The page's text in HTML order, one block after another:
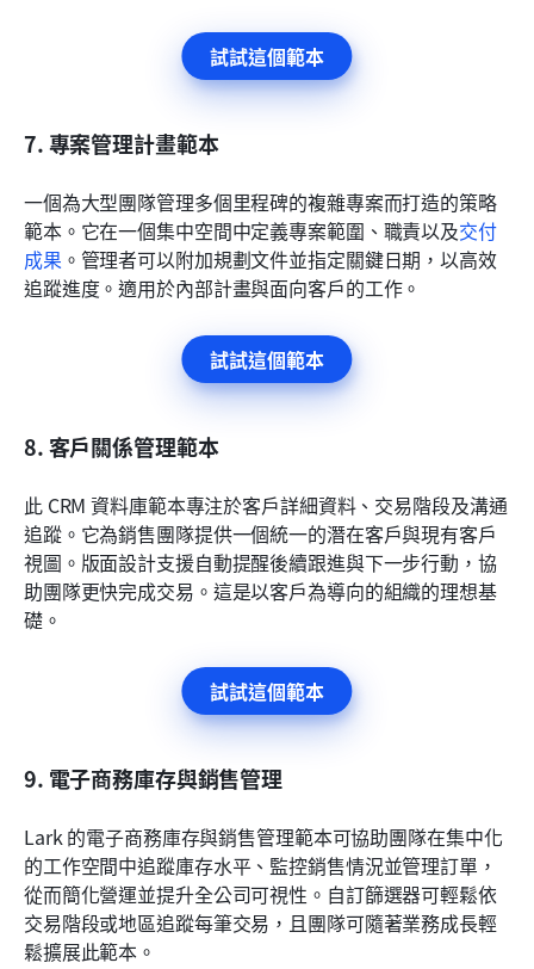
試試這個範本
7. 專案管理計畫範本
一個為大型團隊管理多個里程碑的複雜專案而打造的策略
範本。它在一個集中空間中定義專案範圍、職責以及交付
成果 。管理者可以附加規劃文件並指定關鍵日期，以高效
追蹤進度。適用於內部計畫與面向客戶的工作。
試試這個範本
8. 客戶關係管理範本
此 CRM 資料庫範本專注於客戶詳細資料、交易階段及溝通
追蹤。它為銷售團隊提供一個統一的潛在客戶與現有客戶
視圖。版面設計支援自動提醒後續跟進與下一步行動，協
助團隊更快完成交易。這是以客戶為導向的組織的理想基
礎。
試試這個範本
9. 電子商務庫存與銷售管理
Lark 的電子商務庫存與銷售管理範本可協助團隊在集中化
的工作空間中追蹤庫存水平、監控銷售情況並管理訂單，
從而簡化營運並提升全公司可視性。自訂篩選器可輕鬆依
交易階段或地區追蹤每筆交易，且團隊可隨著業務成長輕
鬆擴展此範本。